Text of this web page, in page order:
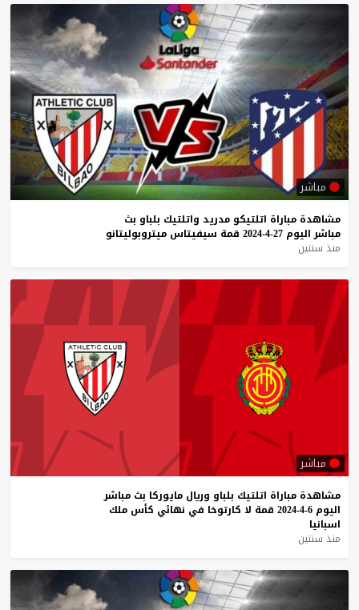
مباشر
مشاهدة مباراة اتلتيكو مدريد واتلتيك بلباو بث
مباشر اليوم 27-4-2024 قمة سيفيتاس ميتروبوليتانو
منذ سنتين
مباشر
مشاهدة مباراة اتلتيك بلباو وريال مايوركا بث مباشر
اليوم 6-4-2024 قمة لا كارتوخا في نهائي كأس ملك
اسبانيا
منذ سنتين